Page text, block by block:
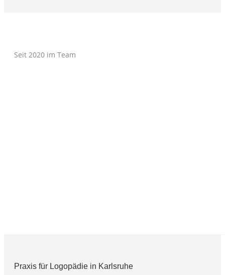
Seit 2020 im Team
Praxis für Logopädie in Karlsruhe